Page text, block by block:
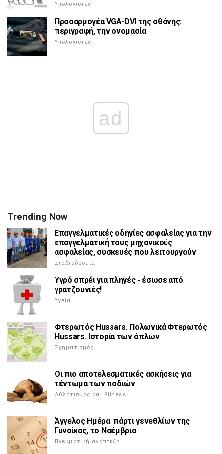
Υπολογιστές
Προσαρμογέα VGA-DVI της οθόνης:
περιγραφή, την ονομασία
Υπολογιστές
ad
Trending Now
Επαγγελματικές οδηγίες ασφαλείας για την
επαγγελματική τους μηχανικούς
ασφαλείας, συσκευές που λειτουργούν
Σταδιοδρομία
Υγρό σπρέι για πληγές - έσωσε από
γρατζουνιές!
Υγεία
Φτερωτός Hussars. Πολωνικά Φτερωτός
Hussars. Ιστορία των όπλων
Σχηματισμός
Οι πιο αποτελεσματικές ασκήσεις για
τέντωμα των ποδιών
Αθλητισμός και Fitness
Άγγελος Ημέρα: πάρτι γενεθλίων της
Γυναίκας, το Νοέμβριο
Πνευματική ανάπτυξη